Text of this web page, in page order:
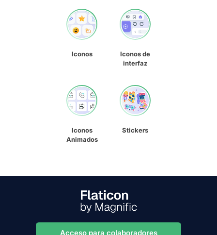
Iconos
Iconos de
interfaz
Iconos
Animados
Stickers
Acceso para colaboradores